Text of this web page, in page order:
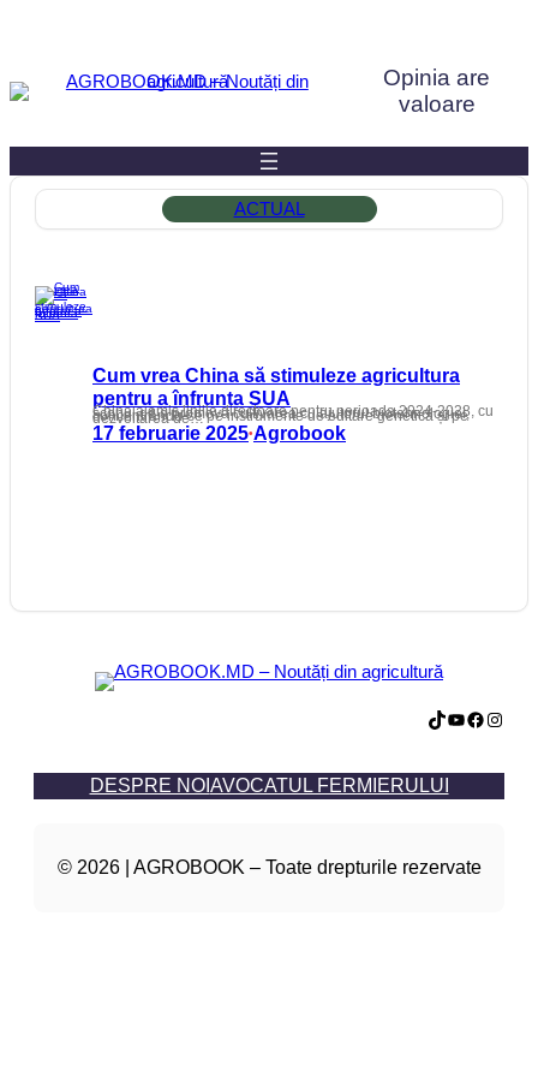
conținut
Opinia are
valoare
ACTUAL
Cum vrea China să stimuleze agricultura
pentru a înfrunta SUA
China a emis liniile directoare pentru perioada 2024-2028, cu scopul de a promova cultivarea cu ajutorul biotehnologiei, concentrându-se pe instrumente de editare genetică și pe dezvoltarea de…
17 februarie 2025•Agrobook
TikTok YouTube Facebook Instagram
DESPRE NOI AVOCATUL FERMIERULUI
© 2026 | AGROBOOK – Toate drepturile rezervate